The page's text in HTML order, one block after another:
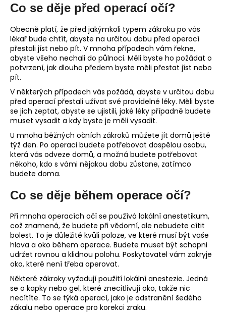
Co se děje před operací očí?
Obecně platí, že před jakýmkoli typem zákroku po vás
lékař bude chtít, abyste na určitou dobu před operací
přestali jíst nebo pít. V mnoha případech vám řekne,
abyste všeho nechali do půlnoci. Měli byste ho požádat o
potvrzení, jak dlouho předem byste měli přestat jíst nebo
pít.
V některých případech vás požádá, abyste v určitou dobu
před operací přestali užívat své pravidelné léky. Měli byste
se jich zeptat, abyste se ujistili, jaké léky případně budete
muset vysadit a kdy byste je měli vysadit.
U mnoha běžných očních zákroků můžete jít domů ještě
týž den. Po operaci budete potřebovat dospělou osobu,
která vás odveze domů, a možná budete potřebovat
někoho, kdo s vámi nějakou dobu zůstane, zatímco
budete doma.
Co se děje během operace očí?
Při mnoha operacích očí se používá lokální anestetikum,
což znamená, že budete při vědomí, ale nebudete cítit
bolest. To je důležité kvůli poloze, ve které musí být vaše
hlava a oko během operace. Budete muset být schopni
udržet rovnou a klidnou polohu. Poskytovatel vám zakryje
oko, které není třeba operovat.
Některé zákroky vyžadují použití lokální anestezie. Jedná
se o kapky nebo gel, které znecitlivují oko, takže nic
necítíte. To se týká operací, jako je odstranění šedého
zákalu nebo operace pro korekci zraku.